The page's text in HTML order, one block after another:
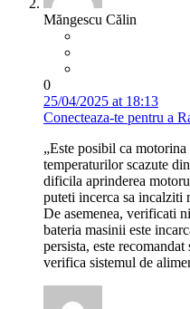
Măngescu Călin
0
25/04/2025 at 18:13
Conecteaza-te pentru a
„Este posibil ca motorina
temperaturilor scazute
dificila aprinderea
puteti incerca sa incalziti
De asemenea, verificati
bateria masinii este
persista, este
verifica sistemul de